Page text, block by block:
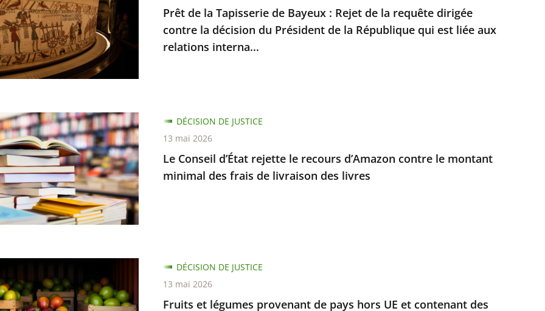
Prêt de la Tapisserie de Bayeux : Rejet de la requête dirigée
contre la décision du Président de la République qui est liée aux
relations interna...
Le Conseil d’État rejette le recours d’Amazon contre le montant
minimal des frais de livraison des livres
DÉCISION DE JUSTICE
13 mai 2026
Fruits et légumes provenant de pays hors UE et contenant des
DÉCISION DE JUSTICE
13 mai 2026